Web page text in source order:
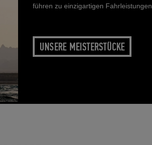
führen zu einzigartigen Fahrleistungen.
UNSERE MEISTERSTÜCKE